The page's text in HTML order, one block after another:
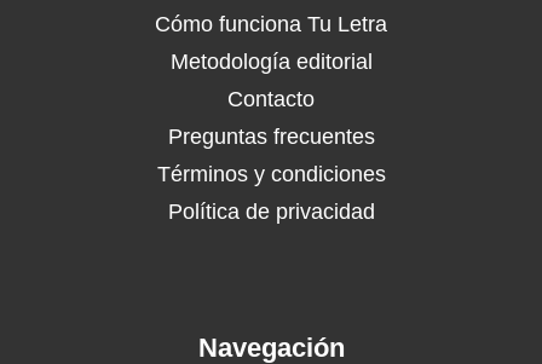
Cómo funciona Tu Letra
Metodología editorial
Contacto
Preguntas frecuentes
Términos y condiciones
Política de privacidad
Navegación